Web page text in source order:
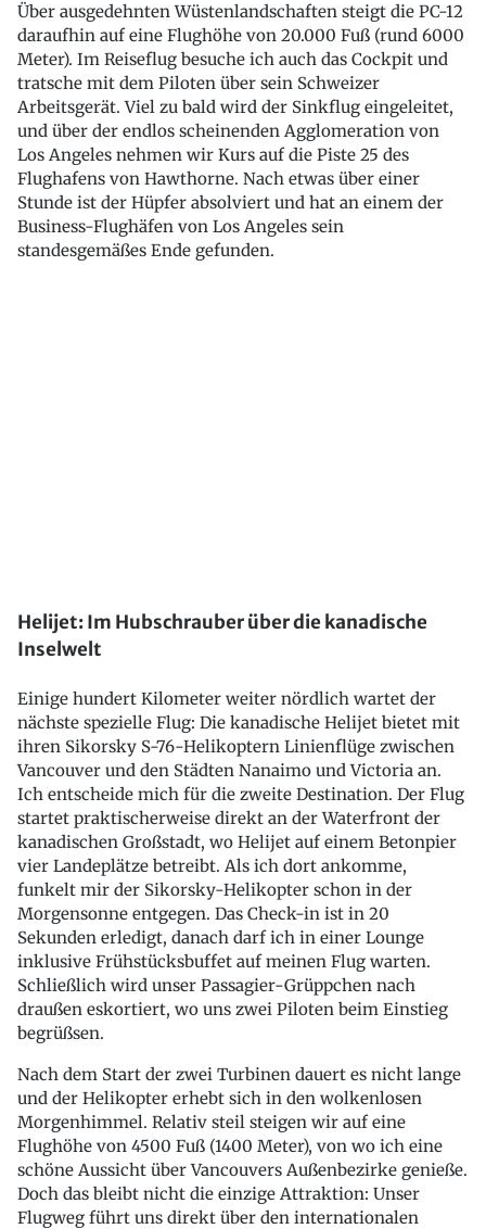
Über ausgedehnten Wüstenlandschaften steigt die PC-12
daraufhin auf eine Flughöhe von 20.000 Fuß (rund 6000
Meter). Im Reiseflug besuche ich auch das Cockpit und
tratsche mit dem Piloten über sein Schweizer
Arbeitsgerät. Viel zu bald wird der Sinkflug eingeleitet,
und über der endlos scheinenden Agglomeration von
Los Angeles nehmen wir Kurs auf die Piste 25 des
Flughafens von Hawthorne. Nach etwas über einer
Stunde ist der Hüpfer absolviert und hat an einem der
Business-Flughäfen von Los Angeles sein
standesgemäßes Ende gefunden.
Helijet: Im Hubschrauber über die kanadische
Inselwelt
Einige hundert Kilometer weiter nördlich wartet der
nächste spezielle Flug: Die kanadische Helijet bietet mit
ihren Sikorsky S-76-Helikoptern Linienflüge zwischen
Vancouver und den Städten Nanaimo und Victoria an.
Ich entscheide mich für die zweite Destination. Der Flug
startet praktischerweise direkt an der Waterfront der
kanadischen Großstadt, wo Helijet auf einem Betonpier
vier Landeplätze betreibt. Als ich dort ankomme,
funkelt mir der Sikorsky-Helikopter schon in der
Morgensonne entgegen. Das Check-in ist in 20
Sekunden erledigt, danach darf ich in einer Lounge
inklusive Frühstücksbuffet auf meinen Flug warten.
Schließlich wird unser Passagier-Grüppchen nach
draußen eskortiert, wo uns zwei Piloten beim Einstieg
begrüßsen.
Nach dem Start der zwei Turbinen dauert es nicht lange
und der Helikopter erhebt sich in den wolkenlosen
Morgenhimmel. Relativ steil steigen wir auf eine
Flughöhe von 4500 Fuß (1400 Meter), von wo ich eine
schöne Aussicht über Vancouvers Außenbezirke genieße.
Doch das bleibt nicht die einzige Attraktion: Unser
Flugweg führt uns direkt über den internationalen